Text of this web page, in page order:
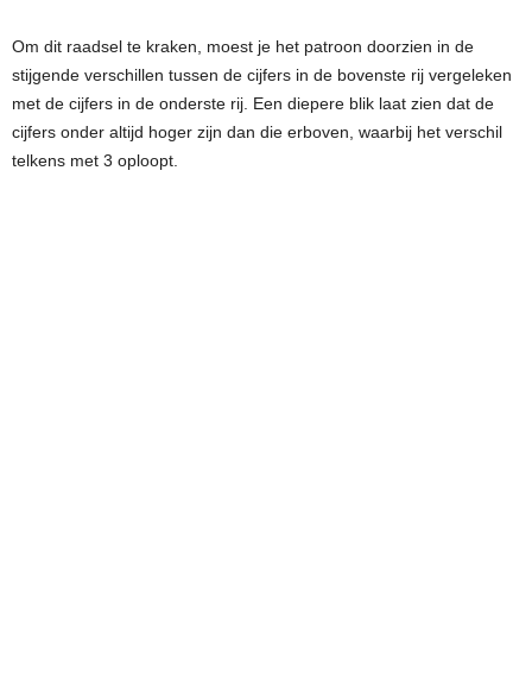
Om dit raadsel te kraken, moest je het patroon doorzien in de
stijgende verschillen tussen de cijfers in de bovenste rij vergeleken
met de cijfers in de onderste rij. Een diepere blik laat zien dat de
cijfers onder altijd hoger zijn dan die erboven, waarbij het verschil
telkens met 3 oploopt.